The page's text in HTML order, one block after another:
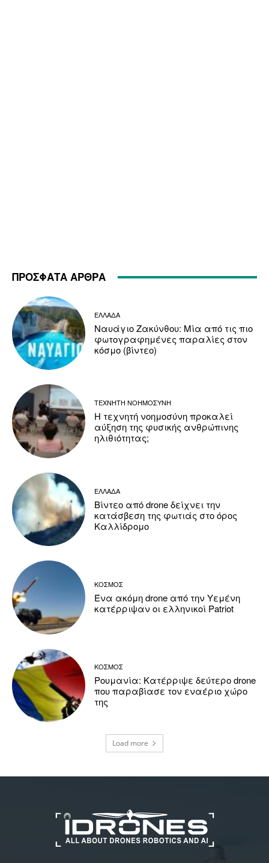
ΠΡΟΣΦΑΤΑ ΑΡΘΡΑ
ΕΛΛΑΔΑ
Ναυάγιο Ζακύνθου: Μία από τις πιο
φωτογραφημένες παραλίες στον
κόσμο (βίντεο)
ΤΕΧΝΗΤΗ ΝΟΗΜΟΣΥΝΗ
Η τεχνητή νοημοσύνη προκαλεί
αύξηση της φυσικής ανθρώπινης
ηλιθιότητας;
ΕΛΛΑΔΑ
Βίντεο από drone δείχνει την
κατάσβεση της φωτιάς στο όρος
Καλλίδρομο
ΚΟΣΜΟΣ
Ένα ακόμη drone από την Υεμένη
κατέρριψαν οι ελληνικοί Patriot
ΚΟΣΜΟΣ
Ρουμανία: Κατέρριψε δεύτερο drone
που παραβίασε τον εναέριο χώρο
της
Load more